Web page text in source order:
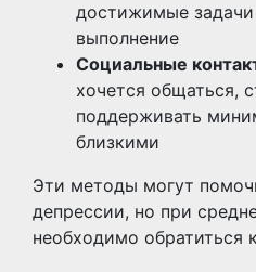
достижимые задачи
выполнение
Социальные
хочется общаться,
поддерживать
близкими
Эти методы могут
депрессии, но при
необходимо обратиться